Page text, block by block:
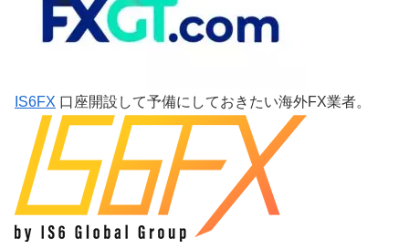
IS6FX 口座開設して予備にしておきたい海外FX業者。